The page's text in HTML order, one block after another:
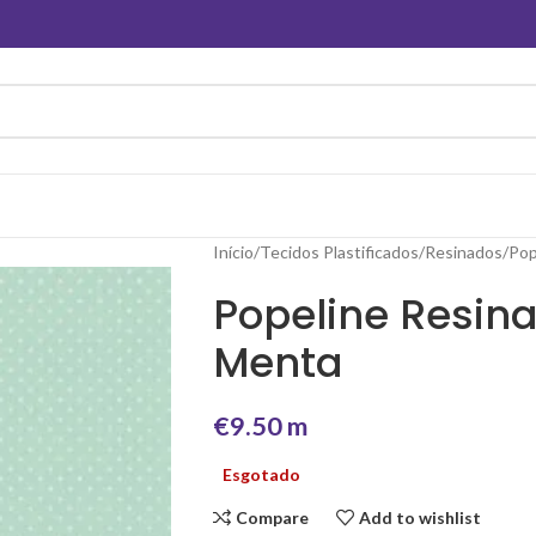
Início Tecidos Plastificados Resinados
Popeline
Menta
€9.50m
Esgotado
Compare Add to wishlist